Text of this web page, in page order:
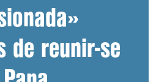
de reunir-se